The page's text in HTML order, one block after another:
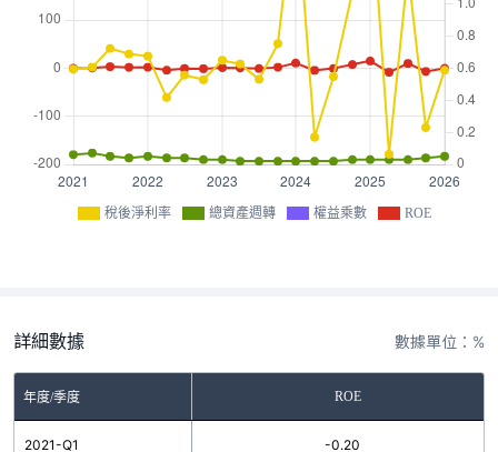
稅後淨利率 總資產週轉 權益乘數 ROE
詳細數據 數據單位：%
年度/季度 ROE
2021-Q1 -0.20